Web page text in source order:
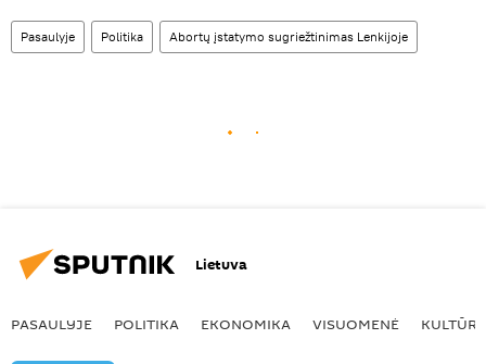
Pasaulyje Politika Abortų įstatymo sugriežtinimas Lenkijoje
Lietuva
PASAULYJE POLITIKA EKONOMIKA VISUOMENĖ KULTŪRA